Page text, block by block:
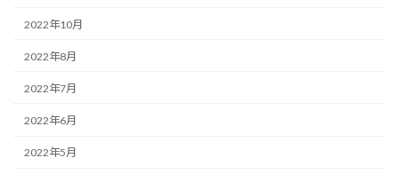
2022年10月
2022年8月
2022年7月
2022年6月
2022年5月